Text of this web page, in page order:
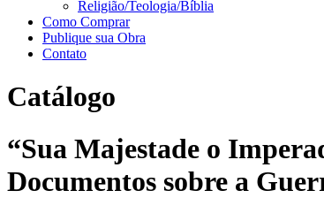
Religião/Teologia/Bíblia
Como Comprar
Publique sua Obra
Contato
Catálogo
“Sua Majestade o
Documentos sobre a